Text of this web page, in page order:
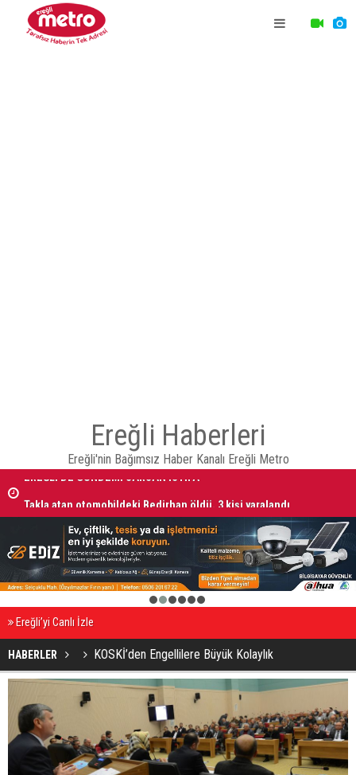
Ereğli Haberleri
Ereğli'nin Bağımsız Haber Kanalı Ereğli Metro
EREĞLİ'DE GÜNDEMİ SARSAN İSTİFA
2 3 4 5 6
Ereğli’yi Canlı İzle
HABERLER KOSKİ’den Engellilere Büyük Kolaylık